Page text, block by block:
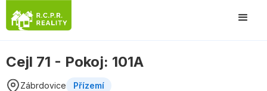
Cejl 71 - Pokoj: 101A
Zábrdovice Přízemí